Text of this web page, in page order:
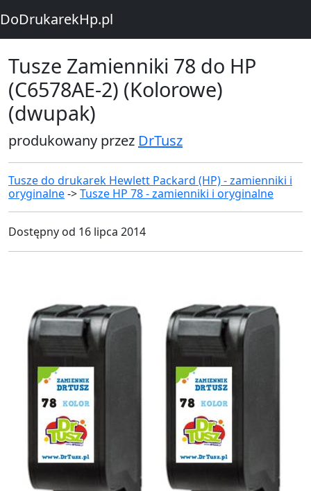
DoDrukarekHp.pl
Tusze Zamienniki 78 do HP
(C6578AE-2) (Kolorowe)
(dwupak)
produkowany przez DrTusz
Tusze do drukarek Hewlett Packard (HP) - zamienniki i
oryginalne->Tusze HP 78 - zamienniki i oryginalne
Dostępny od 16 lipca 2014